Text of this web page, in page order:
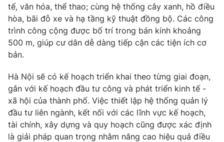
Tư vấn
Chuyên mục khác
Emagazine Podcast
Photo Infographic
Video Shorts video
VTV Money VTV Thể thao
tế, văn hóa, thể thao; cùng hệ thống cây xanh, hồ điều
hòa, bãi đỗ xe và hạ tầng kỹ thuật đồng bộ. Các công
trình công cộng được bố trí trong bán kính khoảng
500 m, giúp cư dân dễ dàng tiếp cận các tiện ích cơ
bản.
Hà Nội sẽ có kế hoạch triển khai theo từng giai đoạn,
gắn với kế hoạch đầu tư công và phát triển kinh tế -
xã hội của thành phố. Việc thiết lập hệ thống quản lý
đầu tư liên ngành, kết nối với các lĩnh vực kế hoạch,
tài chính, xây dựng và quy hoạch cũng được xác định
là giải pháp quan trọng nhằm nâng cao hiệu quả điều